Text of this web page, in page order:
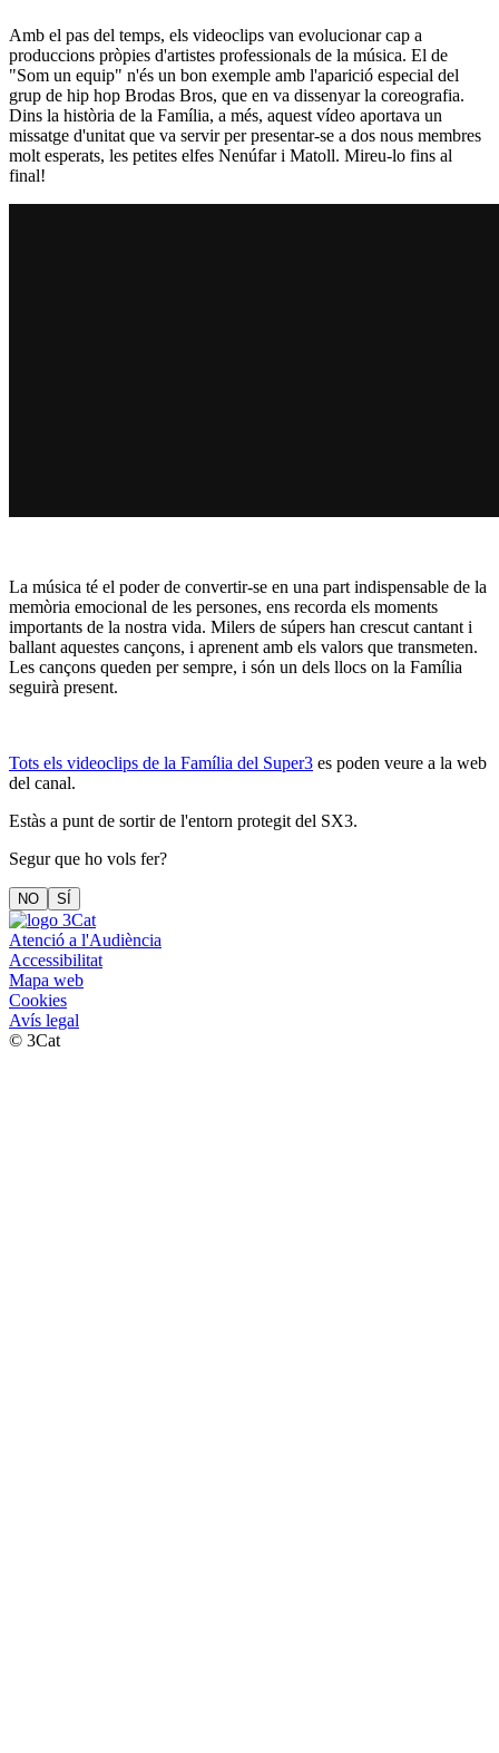
Amb el pas del temps, els videoclips van evolucionar cap a
produccions pròpies d'artistes professionals de la música. El de
"Som un equip" n'és un bon exemple amb l'aparició especial del
grup de hip hop Brodas Bros, que en va dissenyar la coreografia.
Dins la història de la Família, a més, aquest vídeo aportava un
missatge d'unitat que va servir per presentar-se a dos nous membres
molt esperats, les petites elfes Nenúfar i Matoll. Mireu-lo fins al
final!
La música té el poder de convertir-se en una part indispensable de la
memòria emocional de les persones, ens recorda els moments
importants de la nostra vida. Milers de súpers han crescut cantant i
ballant aquestes cançons, i aprenent amb els valors que transmeten.
Les cançons queden per sempre, i són un dels llocs on la Família
seguirà present.
Tots els videoclips de la Família del Super3 es poden veure a la web
del canal.
Estàs a punt de sortir de l'entorn protegit del SX3.
Segur que ho vols fer?
NO SÍ
Atenció a l'Audiència
Accessibilitat
Mapa web
Cookies
Avís legal
© 3Cat